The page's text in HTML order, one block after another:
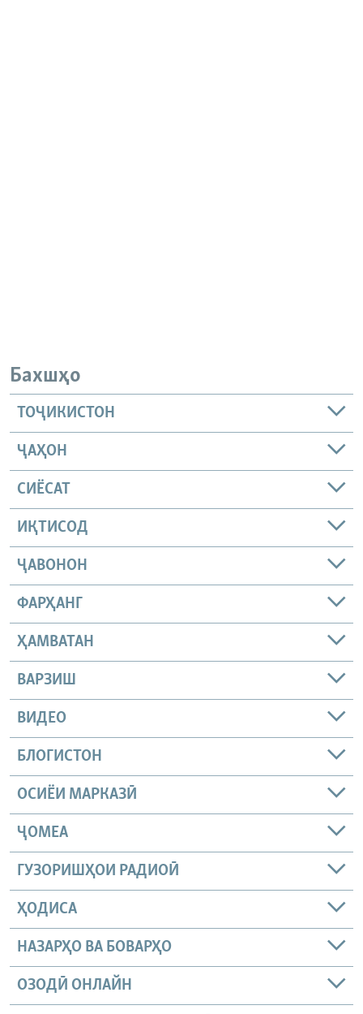
Бахшҳо
ТОҶИКИСТОН
ҶАҲОН
СИЁСАТ
ИҚТИСОД
ҶАВОНОН
ФАРҲАНГ
ҲАМВАТАН
ВАРЗИШ
ВИДЕО
БЛОГИСТОН
ОСИЁИ МАРКАЗӢ
ҶОМEА
ГУЗОРИШҲОИ РАДИОӢ
ҲОДИСА
НАЗАРҲО ВА БОВАРҲО
ОЗОДӢ ОНЛАЙН